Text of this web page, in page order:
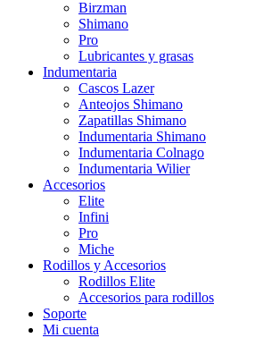
Birzman
Shimano
Pro
Lubricantes y grasas
Indumentaria
Cascos Lazer
Anteojos Shimano
Zapatillas Shimano
Indumentaria Shimano
Indumentaria Colnago
Indumentaria Wilier
Accesorios
Elite
Infini
Pro
Miche
Rodillos y Accesorios
Rodillos Elite
Accesorios para rodillos
Soporte
Mi cuenta